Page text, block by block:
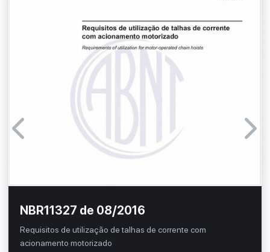
NBR11327 de 08/2016
Requisitos de utilização de talhas de corrente com
acionamento motorizado